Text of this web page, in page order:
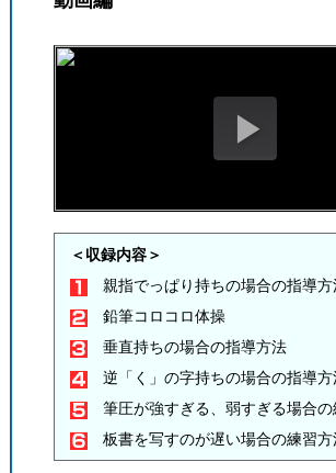
＜収録内容＞
親指でっぱり持ちの場合の指導方
鉛筆コロコロ体操
垂直持ちの場合の指導方法
逆「く」の字持ちの場合の指導方
筆圧が強すぎる、弱すぎる場合の
板書を写すのが遅い場合の練習方